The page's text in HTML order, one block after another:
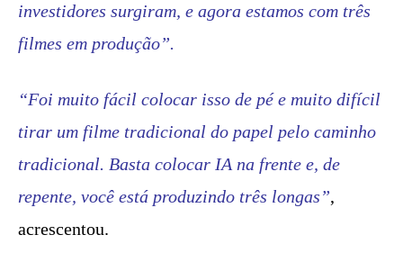
investidores surgiram, e agora estamos com três
filmes em produção”.
“Foi muito fácil colocar isso de pé e muito difícil
tirar um filme tradicional do papel pelo caminho
tradicional. Basta colocar IA na frente e, de
repente, você está produzindo três longas”,
acrescentou.